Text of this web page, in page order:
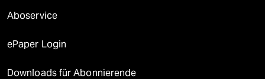
Aboservice
ePaper Login
Downloads für Abonnierende